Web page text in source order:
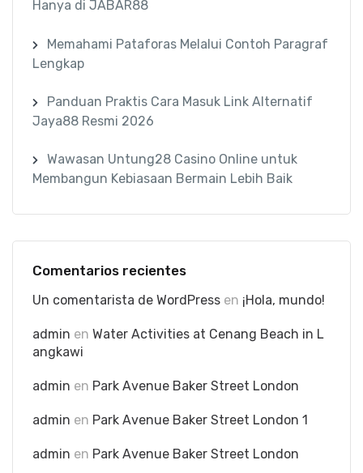
Hanya di JABAR88
Memahami Pataforas Melalui Contoh Paragraf
Lengkap
Panduan Praktis Cara Masuk Link Alternatif
Jaya88 Resmi 2026
Wawasan Untung28 Casino Online untuk
Membangun Kebiasaan Bermain Lebih Baik
Comentarios recientes
Un comentarista de WordPress en ¡Hola, mundo!
admin en Water Activities at Cenang Beach in L
angkawi
admin en Park Avenue Baker Street London
admin en Park Avenue Baker Street London 1
admin en Park Avenue Baker Street London